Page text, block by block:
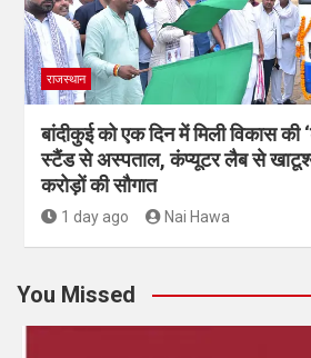
राजस्थान
बांदीकुई को एक दिन में मिली विकास
स्टैंड से अस्पताल, कंप्यूटर लैब से
करोड़ों की सौगात
1 day ago Nai Hawa
You Missed